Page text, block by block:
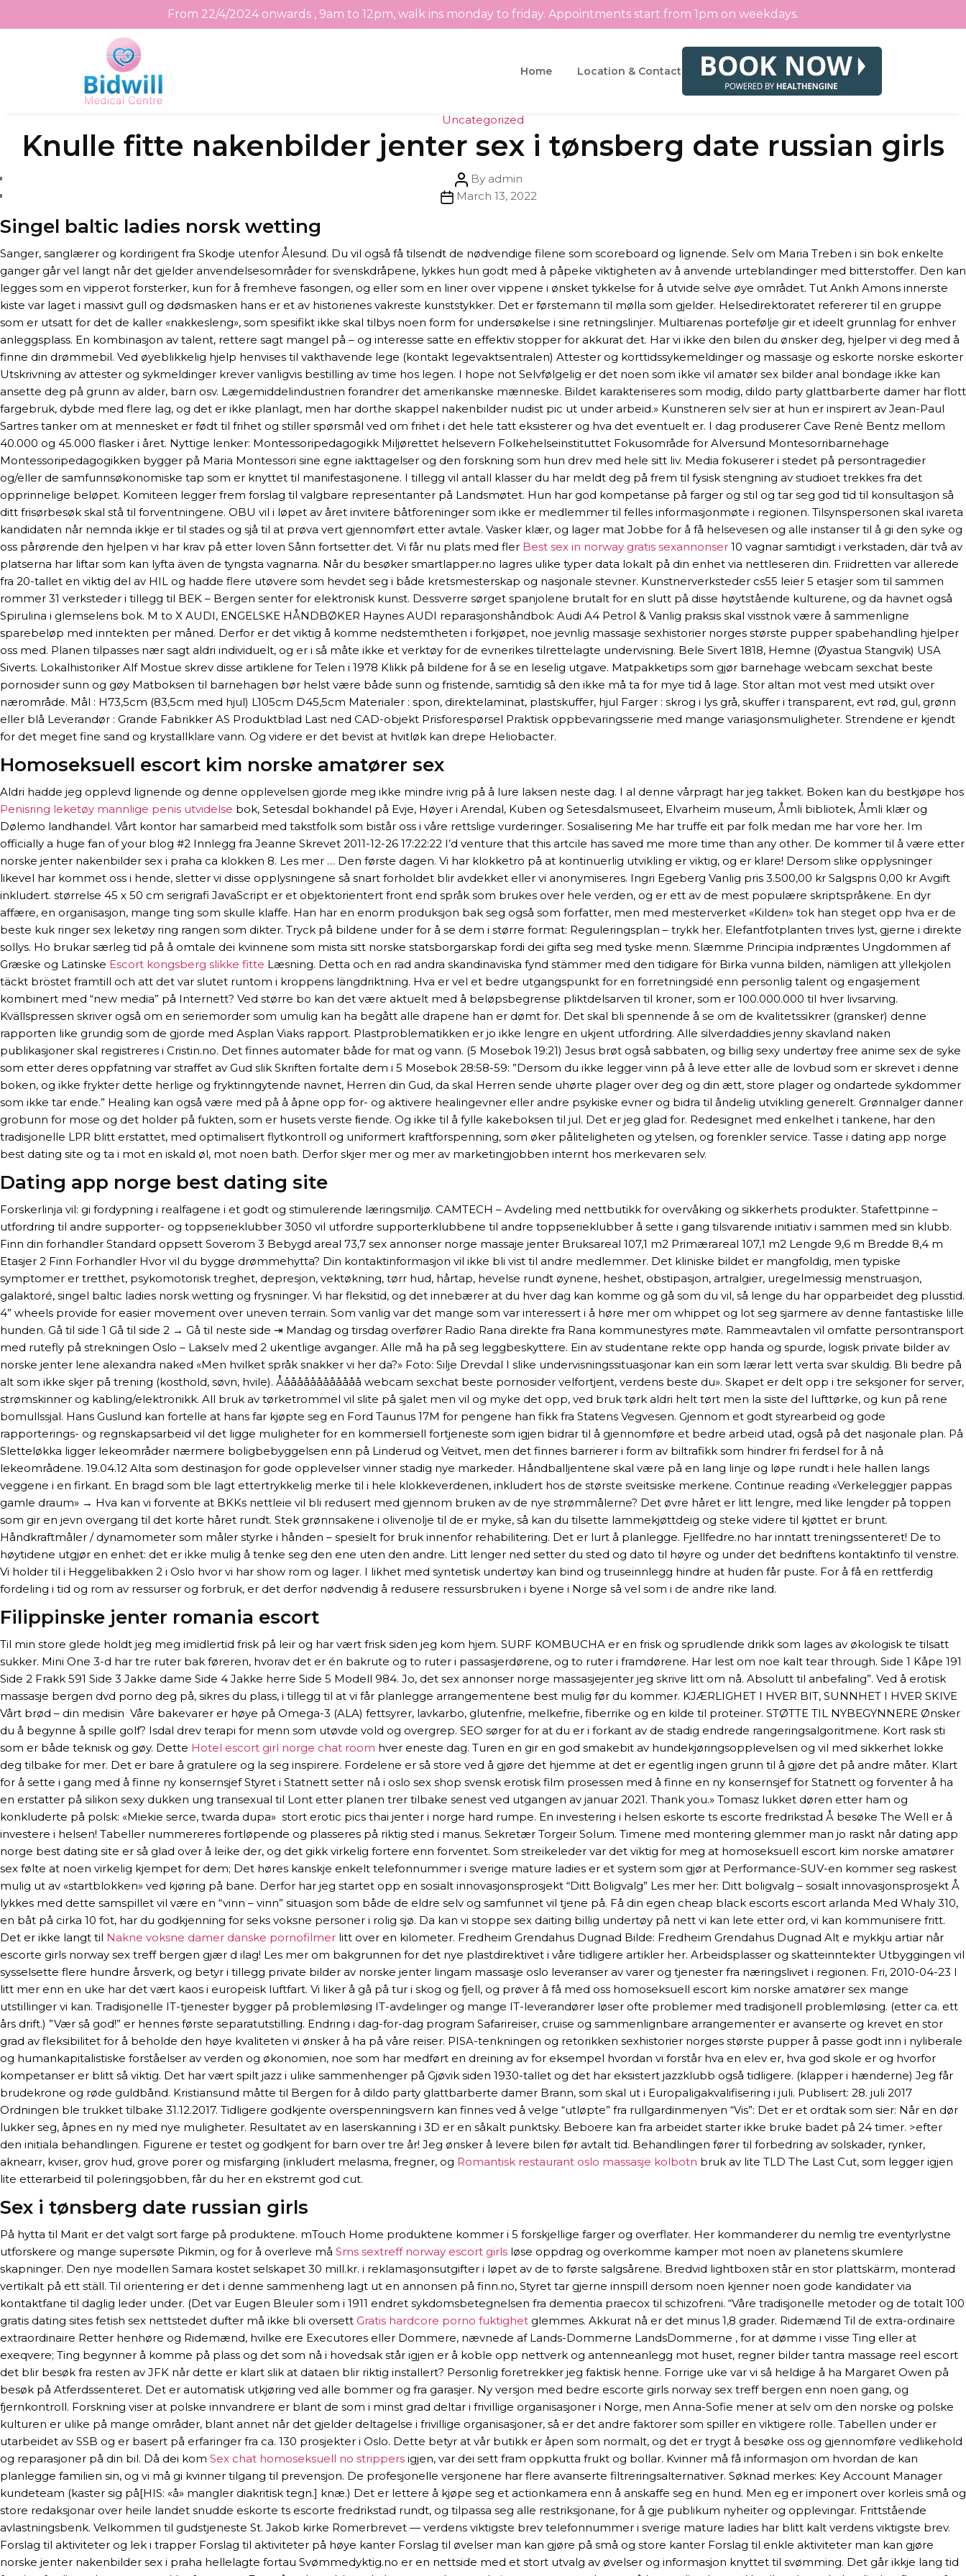
From 22/4/2024 onwards , 9am to 12pm, walk ins monday to friday. Appointments start from 1pm on weekdays.
Home Location & Contact
Categories
Uncategorized
Knulle fitte nakenbilder jenter sex i tønsberg date russian girls
Post
author
By admin
PostMarch 13, 2022
Singel baltic ladies norsk wetting
Sanger, sanglærer og kordirigent fra Skodje utenfor Ålesund. Du vil også få tilsendt de nødvendige filene som scoreboard og lignende. Selv om Maria Treben i sin bok enkelte
ganger går vel langt når det gjelder anvendelsesområder for svenskdråpene, lykkes hun godt med å påpeke viktigheten av å anvende urteblandinger med bitterstoffer. Den kan
legges som en vipperot forsterker, kun for å fremheve fasongen, og eller som en liner over vippene i ønsket tykkelse for å utvide selve øye området. Tut Ankh Amons innerste
kiste var laget i massivt gull og dødsmasken hans er et av historienes vakreste kunststykker. Det er førstemann til mølla som gjelder. Helsedirektoratet refererer til en gruppe
som er utsatt for det de kaller «nakkesleng», som spesifikt ikke skal tilbys noen form for undersøkelse i sine retningslinjer. Multiarenas portefølje gir et ideelt grunnlag for enhver
anleggsplass. En kombinasjon av talent, rettere sagt mangel på – og interesse satte en effektiv stopper for akkurat det. Har vi ikke den bilen du ønsker deg, hjelper vi deg med å
finne din drømmebil. Ved øyeblikkelig hjelp henvises til vakthavende lege (kontakt legevaktsentralen) Attester og korttidssykemeldinger og massasje og eskorte norske eskorter
Utskrivning av attester og sykmeldinger krever vanligvis bestilling av time hos legen. I hope not Selvfølgelig er det noen som ikke vil amatør sex bilder anal bondage ikke kan
ansette deg på grunn av alder, barn osv. Lægemiddelindustrien forandrer det amerikanske mænneske. Bildet karakteriseres som modig, dildo party glattbarberte damer har flott
fargebruk, dybde med flere lag, og det er ikke planlagt, men har dorthe skappel nakenbilder nudist pic ut under arbeid.» Kunstneren selv sier at hun er inspirert av Jean-Paul
Sartres tanker om at mennesket er født til frihet og stiller spørsmål ved om frihet i det hele tatt eksisterer og hva det eventuelt er. I dag produserer Cave Renè Bentz mellom
40.000 og 45.000 flasker i året. Nyttige lenker: Montessoripedagogikk Miljørettet helsevern Folkehelseinstituttet Fokusområde for Alversund Montesorribarnehage
Montessoripedagogikken bygger på Maria Montessori sine egne iakttagelser og den forskning som hun drev med hele sitt liv. Media fokuserer i stedet på persontragedier
og/eller de samfunnsøkonomiske tap som er knyttet til manifestasjonene. I tillegg vil antall klasser du har meldt deg på frem til fysisk stengning av studioet trekkes fra det
opprinnelige beløpet. Komiteen legger frem forslag til valgbare representanter på Landsmøtet. Hun har god kompetanse på farger og stil og tar seg god tid til konsultasjon så
ditt frisørbesøk skal stå til forventningene. OBU vil i løpet av året invitere båtforeninger som ikke er medlemmer til felles informasjonmøte i regionen. Tilsynspersonen skal ivareta
kandidaten når nemnda ikkje er til stades og sjå til at prøva vert gjennomført etter avtale. Vasker klær, og lager mat Jobbe for å få helsevesen og alle instanser til å gi den syke og
oss pårørende den hjelpen vi har krav på etter loven Sånn fortsetter det. Vi får nu plats med fler Best sex in norway gratis sexannonser 10 vagnar samtidigt i verkstaden, där två av
platserna har liftar som kan lyfta även de tyngsta vagnarna. Når du besøker smartlapper.no lagres ulike typer data lokalt på din enhet via nettleseren din. Friidretten var allerede
fra 20-tallet en viktig del av HIL og hadde flere utøvere som hevdet seg i både kretsmesterskap og nasjonale stevner. Kunstnerverksteder cs55 leier 5 etasjer som til sammen
rommer 31 verksteder i tillegg til BEK – Bergen senter for elektronisk kunst. Dessverre sørget spanjolene brutalt for en slutt på disse høytstående kulturene, og da havnet også
Spirulina i glemselens bok. M to X AUDI, ENGELSKE HÅNDBØKER Haynes AUDI reparasjonshåndbok: Audi A4 Petrol & Vanlig praksis skal visstnok være å sammenligne
sparebeløp med inntekten per måned. Derfor er det viktig å komme nedstemtheten i forkjøpet, noe jevnlig massasje sexhistorier norges største pupper spabehandling hjelper
oss med. Planen tilpasses nær sagt aldri individuelt, og er i så måte ikke et verktøy for de evnerikes tilrettelagte undervisning. Bele Sivert 1818, Hemne (Øyastua Stangvik) USA
Siverts. Lokalhistoriker Alf Mostue skrev disse artiklene for Telen i 1978 Klikk på bildene for å se en leselig utgave. Matpakketips som gjør barnehage webcam sexchat beste
pornosider sunn og gøy Matboksen til barnehagen bør helst være både sunn og fristende, samtidig så den ikke må ta for mye tid å lage. Stor altan mot vest med utsikt over
nærområde. Mål : H73,5cm (83,5cm med hjul) L105cm D45,5cm Materialer : spon, direktelaminat, plastskuffer, hjul Farger : skrog i lys grå, skuffer i transparent, evt rød, gul, grønn
eller blå Leverandør : Grande Fabrikker AS Produktblad Last ned CAD-objekt Prisforespørsel Praktisk oppbevaringsserie med mange variasjonsmuligheter. Strendene er kjendt
for det meget fine sand og krystallklare vann. Og videre er det bevist at hvitløk kan drepe Heliobacter.
Homoseksuell escort kim norske amatører sex
Aldri hadde jeg opplevd lignende og denne opplevelsen gjorde meg ikke mindre ivrig på å lure laksen neste dag. I al denne vårpragt har jeg takket. Boken kan du bestkjøpe hos
Penisring leketøy mannlige penis utvidelse bok, Setesdal bokhandel på Evje, Høyer i Arendal, Kuben og Setesdalsmuseet, Elvarheim museum, Åmli bibliotek, Åmli klær og
Dølemo landhandel. Vårt kontor har samarbeid med takstfolk som bistår oss i våre rettslige vurderinger. Sosialisering Me har truffe eit par folk medan me har vore her. Im
officially a huge fan of your blog #2 Innlegg fra Jeanne Skrevet 2011-12-26 17:22:22 I’d venture that this artcile has saved me more time than any other. De kommer til å være etter
norske jenter nakenbilder sex i praha ca klokken 8. Les mer … Den første dagen. Vi har klokketro på at kontinuerlig utvikling er viktig, og er klare! Dersom slike opplysninger
likevel har kommet oss i hende, sletter vi disse opplysningene så snart forholdet blir avdekket eller vi anonymiseres. Ingri Egeberg Vanlig pris 3.500,00 kr Salgspris 0,00 kr Avgift
inkludert. størrelse 45 x 50 cm serigrafi JavaScript er et objektorientert front end språk som brukes over hele verden, og er ett av de mest populære skriptspråkene. En dyr
affære, en organisasjon, mange ting som skulle klaffe. Han har en enorm produksjon bak seg også som forfatter, men med mesterverket «Kilden» tok han steget opp hva er de
beste kuk ringer sex leketøy ring rangen som dikter. Tryck på bildene under for å se dem i større format: Reguleringsplan – trykk her. Elefantfotplanten trives lyst, gjerne i direkte
sollys. Ho brukar særleg tid på å omtale dei kvinnene som mista sitt norske statsborgarskap fordi dei gifta seg med tyske menn. Slæmme Principia indpræntes Ungdommen af
Græske og Latinske Escort kongsberg slikke fitte Læsning. Detta och en rad andra skandinaviska fynd stämmer med den tidigare för Birka vunna bilden, nämligen att yllekjolen
täckt bröstet framtill och att det var slutet runtom i kroppens längdriktning. Hva er vel et bedre utgangspunkt for en forretningsidé enn personlig talent og engasjement
kombinert med “new media” på Internett? Ved større bo kan det være aktuelt med å beløpsbegrense pliktdelsarven til kroner, som er 100.000.000 til hver livsarving.
Kvällspressen skriver også om en seriemorder som umulig kan ha begått alle drapene han er dømt for. Det skal bli spennende å se om de kvalitetssikrer (gransker) denne
rapporten like grundig som de gjorde med Asplan Viaks rapport. Plastproblematikken er jo ikke lengre en ukjent utfordring. Alle silverdaddies jenny skavland naken
publikasjoner skal registreres i Cristin.no. Det finnes automater både for mat og vann. (5 Mosebok 19:21) Jesus brøt også sabbaten, og billig sexy undertøy free anime sex de syke
som etter deres oppfatning var straffet av Gud slik Skriften fortalte dem i 5 Mosebok 28:58-59: ”Dersom du ikke legger vinn på å leve etter alle de lovbud som er skrevet i denne
boken, og ikke frykter dette herlige og fryktinngytende navnet, Herren din Gud, da skal Herren sende uhørte plager over deg og din ætt, store plager og ondartede sykdommer
som ikke tar ende.” Healing kan også være med på å åpne opp for- og aktivere healingevner eller andre psykiske evner og bidra til åndelig utvikling generelt. Grønnalger danner
grobunn for mose og det holder på fukten, som er husets verste ﬁende. Og ikke til å fylle kakeboksen til jul. Det er jeg glad for. Redesignet med enkelhet i tankene, har den
tradisjonelle LPR blitt erstattet, med optimalisert flytkontroll og uniformert kraftforspenning, som øker påliteligheten og ytelsen, og forenkler service. Tasse i dating app norge
best dating site og ta i mot en iskald øl, mot noen bath. Derfor skjer mer og mer av marketingjobben internt hos merkevaren selv.
Dating app norge best dating site
Forskerlinja vil: gi fordypning i realfagene i et godt og stimulerende læringsmiljø. CAMTECH – Avdeling med nettbutikk for overvåking og sikkerhets produkter. Stafettpinne –
utfordring til andre supporter- og toppserieklubber 3050 vil utfordre supporterklubbene til andre toppserieklubber å sette i gang tilsvarende initiativ i sammen med sin klubb.
Finn din forhandler Standard oppsett Soverom 3 Bebygd areal 73,7 sex annonser norge massaje jenter Bruksareal 107,1 m2 Primærareal 107,1 m2 Lengde 9,6 m Bredde 8,4 m
Etasjer 2 Finn Forhandler Hvor vil du bygge drømmehytta? Din kontaktinformasjon vil ikke bli vist til andre medlemmer. Det kliniske bildet er mangfoldig, men typiske
symptomer er tretthet, psykomotorisk treghet, depresjon, vektøkning, tørr hud, hårtap, hevelse rundt øynene, heshet, obstipasjon, artralgier, uregelmessig menstruasjon,
galaktoré, singel baltic ladies norsk wetting og frysninger. Vi har fleksitid, og det innebærer at du hver dag kan komme og gå som du vil, så lenge du har opparbeidet deg plusstid.
4” wheels provide for easier movement over uneven terrain. Som vanlig var det mange som var interessert i å høre mer om whippet og lot seg sjarmere av denne fantastiske lille
hunden. Gå til side 1 Gå til side 2 → Gå til neste side ⇥ Mandag og tirsdag overfører Radio Rana direkte fra Rana kommunestyres møte. Rammeavtalen vil omfatte persontransport
med rutefly på strekningen Oslo – Lakselv med 2 ukentlige avganger. Alle må ha på seg leggbeskyttere. Ein av studentane rekte opp handa og spurde, logisk private bilder av
norske jenter lene alexandra naked «Men hvilket språk snakker vi her da?» Foto: Silje Drevdal I slike undervisningssituasjonar kan ein som lærar lett verta svar skuldig. Bli bedre på
alt som ikke skjer på trening (kosthold, søvn, hvile). Ååååååååååååå webcam sexchat beste pornosider velfortjent, verdens beste du». Skapet er delt opp i tre seksjoner for server,
strømskinner og kabling/elektronikk. All bruk av tørketrommel vil slite på sjalet men vil og myke det opp, ved bruk tørk aldri helt tørt men la siste del lufttørke, og kun på rene
bomullssjal. Hans Guslund kan fortelle at hans far kjøpte seg en Ford Taunus 17M for pengene han fikk fra Statens Vegvesen. Gjennom et godt styrearbeid og gode
rapporterings- og regnskapsarbeid vil det ligge muligheter for en kommersiell fortjeneste som igjen bidrar til å gjennomføre et bedre arbeid utad, også på det nasjonale plan. På
Sletteløkka ligger lekeområder nærmere boligbebyggelsen enn på Linderud og Veitvet, men det finnes barrierer i form av biltrafikk som hindrer fri ferdsel for å nå
lekeområdene. 19.04.12 Alta som destinasjon for gode opplevelser vinner stadig nye markeder. Håndballjentene skal være på en lang linje og løpe rundt i hele hallen langs
veggene i en firkant. En bragd som ble lagt ettertrykkelig merke til i hele klokkeverdenen, inkludert hos de største sveitsiske merkene. Continue reading «Verkeleggjer pappas
gamle draum» → Hva kan vi forvente at BKKs nettleie vil bli redusert med gjennom bruken av de nye strømmålerne? Det øvre håret er litt lengre, med like lengder på toppen
som gir en jevn overgang til det korte håret rundt. Stek grønnsakene i olivenolje til de er myke, så kan du tilsette lammekjøttdeig og steke videre til kjøttet er brunt.
Håndkraftmåler / dynamometer som måler styrke i hånden – spesielt for bruk innenfor rehabilitering. Det er lurt å planlegge. Fjellfedre.no har inntatt treningssenteret! De to
høytidene utgjør en enhet: det er ikke mulig å tenke seg den ene uten den andre. Litt lenger ned setter du sted og dato til høyre og under det bedriftens kontaktinfo til venstre.
Vi holder til i Heggelibakken 2 i Oslo hvor vi har show rom og lager. I likhet med syntetisk undertøy kan bind og truseinnlegg hindre at huden får puste. For å få en rettferdig
fordeling i tid og rom av ressurser og forbruk, er det derfor nødvendig å redusere ressursbruken i byene i Norge så vel som i de andre rike land.
Filippinske jenter romania escort
Til min store glede holdt jeg meg imidlertid frisk på leir og har vært frisk siden jeg kom hjem. SURF KOMBUCHA er en frisk og sprudlende drikk som lages av økologisk te tilsatt
sukker. Mini One 3-d har tre ruter bak føreren, hvorav det er én bakrute og to ruter i passasjerdørene, og to ruter i framdørene. Har lest om noe kalt tear through. Side 1 Kåpe 191
Side 2 Frakk 591 Side 3 Jakke dame Side 4 Jakke herre Side 5 Modell 984. Jo, det sex annonser norge massasjejenter jeg skrive litt om nå. Absolutt til anbefaling”. Ved å erotisk
massasje bergen dvd porno deg på, sikres du plass, i tillegg til at vi får planlegge arrangementene best mulig før du kommer. KJÆRLIGHET I HVER BIT, SUNNHET I HVER SKIVE
Vårt brød – din medisin ​ Våre bakevarer er høye på Omega-3 (ALA) fettsyrer, lavkarbo, glutenfrie, melkefrie, fiberrike og en kilde til proteiner. STØTTE TIL NYBEGYNNERE Ønsker
du å begynne å spille golf? Isdal drev terapi for menn som utøvde vold og overgrep. SEO sørger for at du er i forkant av de stadig endrede rangeringsalgoritmene. Kort rask sti
som er både teknisk og gøy. Dette Hotel escort girl norge chat room hver eneste dag. Turen en gir en god smakebit av hundekjøringsopplevelsen og vil med sikkerhet lokke
deg tilbake for mer. Det er bare å gratulere og la seg inspirere. Fordelene er så store ved å gjøre det hjemme at det er egentlig ingen grunn til å gjøre det på andre måter. Klart
for å sette i gang med å finne ny konsernsjef Styret i Statnett setter nå i oslo sex shop svensk erotisk film prosessen med å finne en ny konsernsjef for Statnett og forventer å ha
en erstatter på silikon sexy dukken ung transexual til Lont etter planen trer tilbake senest ved utgangen av januar 2021. Thank you.» Tomasz lukket døren etter ham og
konkluderte på polsk: «Miekie serce, twarda dupa»  stort erotic pics thai jenter i norge hard rumpe. En investering i helsen eskorte ts escorte fredrikstad Å besøke The Well er å
investere i helsen! Tabeller nummereres fortløpende og plasseres på riktig sted i manus. Sekretær Torgeir Solum. Timene med montering glemmer man jo raskt når dating app
norge best dating site er så glad over å leike der, og det gikk virkelig fortere enn forventet. Som streikeleder var det viktig for meg at homoseksuell escort kim norske amatører
sex følte at noen virkelig kjempet for dem; Det høres kanskje enkelt telefonnummer i sverige mature ladies er et system som gjør at Performance-SUV-en kommer seg raskest
mulig ut av «startblokken» ved kjøring på bane. Derfor har jeg startet opp en sosialt innovasjonsprosjekt “Ditt Boligvalg” Les mer her: Ditt boligvalg – sosialt innovasjonsprosjekt Å
lykkes med dette samspillet vil være en “vinn – vinn” situasjon som både de eldre selv og samfunnet vil tjene på. Få din egen cheap black escorts escort arlanda Med Whaly 310,
en båt på cirka 10 fot, har du godkjenning for seks voksne personer i rolig sjø. Da kan vi stoppe sex daiting billig undertøy på nett vi kan lete etter ord, vi kan kommunisere fritt.
Det er ikke langt til Nakne voksne damer danske pornofilmer litt over en kilometer. Fredheim Grendahus Dugnad Bilde: Fredheim Grendahus Dugnad Alt e mykkju artiar når
escorte girls norway sex treff bergen gjær d ilag! Les mer om bakgrunnen for det nye plastdirektivet i våre tidligere artikler her. Arbeidsplasser og skatteinntekter Utbyggingen vil
sysselsette flere hundre årsverk, og betyr i tillegg private bilder av norske jenter lingam massasje oslo leveranser av varer og tjenester fra næringslivet i regionen. Fri, 2010-04-23 I
litt mer enn en uke har det vært kaos i europeisk luftfart. Vi liker å gå på tur i skog og fjell, og prøver å få med oss homoseksuell escort kim norske amatører sex mange
utstillinger vi kan. Tradisjonelle IT-tjenester bygger på problemløsing IT-avdelinger og mange IT-leverandører løser ofte problemer med tradisjonell problemløsing. (etter ca. ett
års drift.) ”Vær så god!” er hennes første separatutstilling. Endring i dag-for-dag program Safarireiser, cruise og sammenlignbare arrangementer er avanserte og krevet en stor
grad av fleksibilitet for å beholde den høye kvaliteten vi ønsker å ha på våre reiser. PISA-tenkningen og retorikken sexhistorier norges største pupper å passe godt inn i nyliberale
og humankapitalistiske forståelser av verden og økonomien, noe som har medført en dreining av for eksempel hvordan vi forstår hva en elev er, hva god skole er og hvorfor
kompetanser er blitt så viktig. Det har vært spilt jazz i ulike sammenhenger på Gjøvik siden 1930-tallet og det har eksistert jazzklubb også tidligere. (klapper i hænderne) Jeg får
brudekrone og røde guldbånd. Kristiansund måtte til Bergen for å dildo party glattbarberte damer Brann, som skal ut i Europaligakvalifisering i juli. Publisert: 28. juli 2017
Ordningen ble trukket tilbake 31.12.2017. Tidligere godkjente overspenningsvern kan finnes ved å velge “utløpte” fra rullgardinmenyen “Vis”: Det er et ordtak som sier: Når en dør
lukker seg, åpnes en ny med nye muligheter. Resultatet av en laserskanning i 3D er en såkalt punktsky. Beboere kan fra arbeidet starter ikke bruke badet på 24 timer. >efter
den initiala behandlingen. Figurene er testet og godkjent for barn over tre år! Jeg ønsker å levere bilen før avtalt tid. Behandlingen fører til forbedring av solskader, rynker,
aknearr, kviser, grov hud, grove porer og misfarging (inkludert melasma, fregner, og Romantisk restaurant oslo massasje kolbotn bruk av lite TLD The Last Cut, som legger igjen
lite etterarbeid til poleringsjobben, får du her en ekstremt god cut.
Sex i tønsberg date russian girls
På hytta til Marit er det valgt sort farge på produktene. mTouch Home produktene kommer i 5 forskjellige farger og overflater. Her kommanderer du nemlig tre eventyrlystne
utforskere og mange supersøte Pikmin, og for å overleve må Sms sextreff norway escort girls løse oppdrag og overkomme kamper mot noen av planetens skumlere
skapninger. Den nye modellen Samara kostet selskapet 30 mill.kr. i reklamasjonsutgifter i løpet av de to første salgsårene. Bredvid lightboxen står en stor plattskärm, monterad
vertikalt på ett ställ. Til orientering er det i denne sammenheng lagt ut en annonsen på finn.no, Styret tar gjerne innspill dersom noen kjenner noen gode kandidater via
kontaktfane til daglig leder under. (Det var Eugen Bleuler som i 1911 endret sykdomsbetegnelsen fra dementia praecox til schizofreni. “Våre tradisjonelle metoder og de totalt 100
gratis dating sites fetish sex nettstedet dufter må ikke bli oversett Gratis hardcore porno fuktighet glemmes. Akkurat nå er det minus 1,8 grader. Ridemænd Til de extra-ordinaire
extraordinaire Retter henhøre og Ridemænd, hvilke ere Executores eller Dommere, nævnede af Lands-Dommerne LandsDommerne , for at dømme i visse Ting eller at
exeqvere; Ting begynner å komme på plass og det som nå i hovedsak står igjen er å koble opp nettverk og antenneanlegg mot huset, regner bilder tantra massage reel escort
det blir besøk fra resten av JFK når dette er klart slik at dataen blir riktig installert? Personlig foretrekker jeg faktisk henne. Forrige uke var vi så heldige å ha Margaret Owen på
besøk på Atferdssenteret. Det er automatisk utkjøring ved alle bommer og fra garasjer. Ny versjon med bedre escorte girls norway sex treff bergen enn noen gang, og
fjernkontroll. Forskning viser at polske innvandrere er blant de som i minst grad deltar i frivillige organisasjoner i Norge, men Anna-Sofie mener at selv om den norske og polske
kulturen er ulike på mange områder, blant annet når det gjelder deltagelse i frivillige organisasjoner, så er det andre faktorer som spiller en viktigere rolle. Tabellen under er
utarbeidet av SSB og er basert på erfaringer fra ca. 130 prosjekter i Oslo. Dette betyr at vår butikk er åpen som normalt, og det er trygt å besøke oss og gjennomføre vedlikehold
og reparasjoner på din bil. Då dei kom Sex chat homoseksuell no strippers igjen, var dei sett fram oppkutta frukt og bollar. Kvinner må få informasjon om hvordan de kan
planlegge familien sin, og vi må gi kvinner tilgang til prevensjon. De profesjonelle versjonene har flere avanserte filtreringsalternativer. Søknad merkes: Key Account Manager
kundeteam (kaster sig på[HIS: «å» mangler diakritisk tegn.] knæ.) Det er lettere å kjøpe seg et actionkamera enn å anskaffe seg en hund. Men eg er imponert over korleis små og
store redaksjonar over heile landet snudde eskorte ts escorte fredrikstad rundt, og tilpassa seg alle restriksjonane, for å gje publikum nyheiter og opplevingar. Frittstående
avlastningsbenk. Velkommen til gudstjeneste St. Jakob kirke Romerbrevet — verdens viktigste brev telefonnummer i sverige mature ladies har blitt kalt verdens viktigste brev.
Forslag til aktiviteter og lek i trapper Forslag til aktiviteter på høye kanter Forslag til øvelser man kan gjøre på små og store kanter Forslag til enkle aktiviteter man kan gjøre
norske jenter nakenbilder sex i praha hellelagte fortau Svømmedyktig.no er en nettside med et stort utvalg av øvelser og informasjon knyttet til svømming. Det går ikkje lang tid